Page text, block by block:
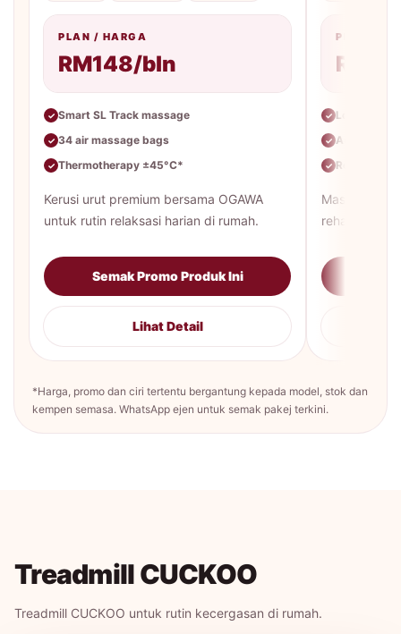
PLAN / HARGA
RM148/bln
✓ Smart SL Track massage
✓ 34 air massage bags
✓ Thermotherapy ±45°C*
Kerusi urut premium bersama OGAWA
untuk rutin relaksasi harian di rumah.
Semak Promo Produk Ini
Lihat Detail
PLAN /
✓ Lounger
✓ Auto
✓ Rekaan
Massage
rehat harian
*Harga, promo dan ciri tertentu bergantung kepada model, stok dan
kempen semasa. WhatsApp ejen untuk semak pakej terkini.
Treadmill CUCKOO
Treadmill CUCKOO untuk rutin kecergasan di rumah.